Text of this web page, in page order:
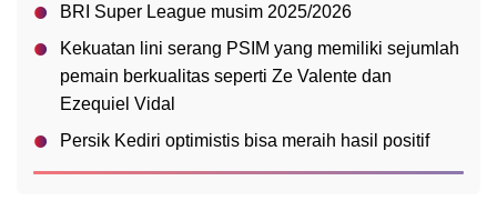
BRI Super League musim 2025/2026
Kekuatan lini serang PSIM yang memiliki sejumlah
pemain berkualitas seperti Ze Valente dan
Ezequiel Vidal
Persik Kediri optimistis bisa meraih hasil positif